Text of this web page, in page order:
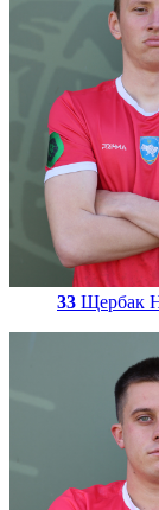
33 Щербак